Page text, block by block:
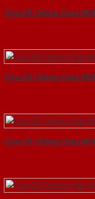
Cửa Gỗ Chống Cháy
Cửa Gỗ Chống Cháy
Cửa Gỗ Chống Cháy